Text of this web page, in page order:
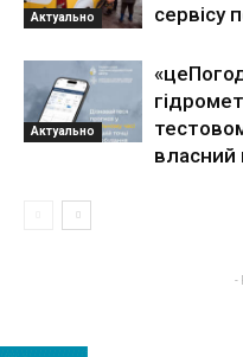
Актуально
сервісу
Актуально
власний
-